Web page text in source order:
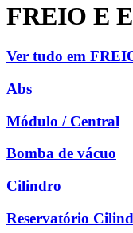
FREIO E
Ver tudo em
Abs
Módulo / Central
Bomba de vácuo
Cilindro
Reservatório